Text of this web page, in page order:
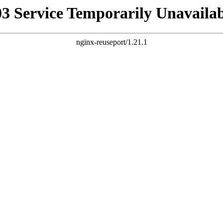
Service Temporarily
nginx-reuseport/1.21.1